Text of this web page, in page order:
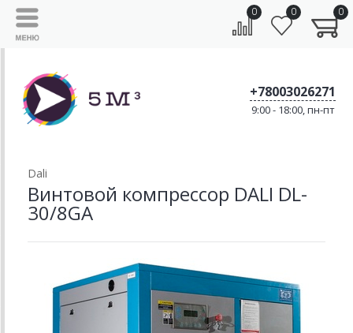
0 0 0
+78003026271
9:00 - 18:00, пн-пт
Dali
Винтовой компрессор DALI DL-
30/8GA